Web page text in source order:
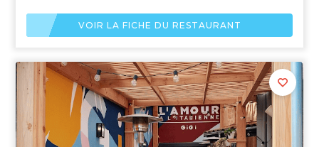
VOIR LA FICHE DU RESTAURANT